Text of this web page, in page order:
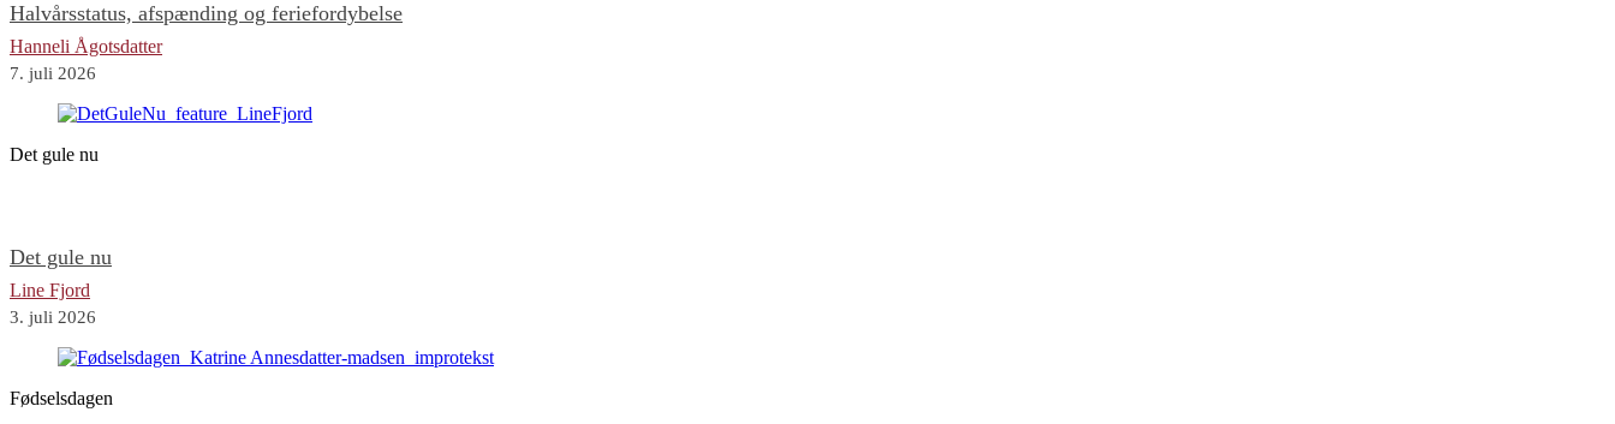
Halvårsstatus, afspænding og feriefordybelse
Hanneli Ågotsdatter
7. juli 2026
Det gule nu
Det gule nu
Line Fjord
3. juli 2026
Fødselsdagen